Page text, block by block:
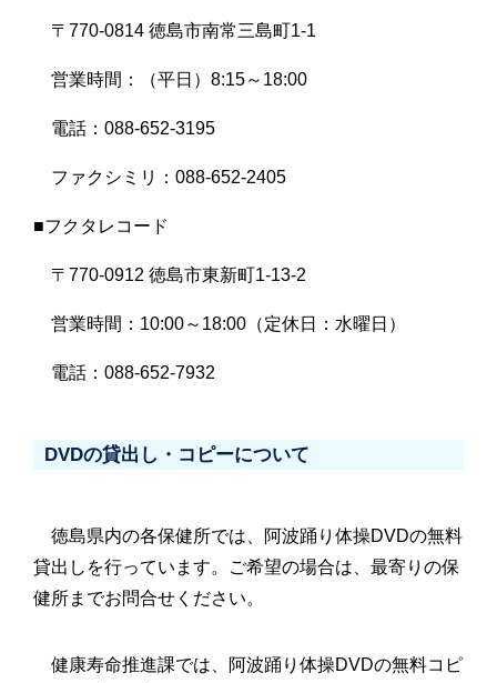
〒770-0814 徳島市南常三島町1-1
営業時間：（平日）8:15～18:00
電話：088-652-3195
ファクシミリ：088-652-2405
■フクタレコード
〒770-0912 徳島市東新町1-13-2
営業時間：10:00～18:00（定休日：水曜日）
電話：088-652-7932
DVDの貸出し・コピーについて
徳島県内の各保健所では、阿波踊り体操DVDの無料
貸出しを行っています。ご希望の場合は、最寄りの保
健所までお問合せください。
健康寿命推進課では、阿波踊り体操DVDの無料コピ